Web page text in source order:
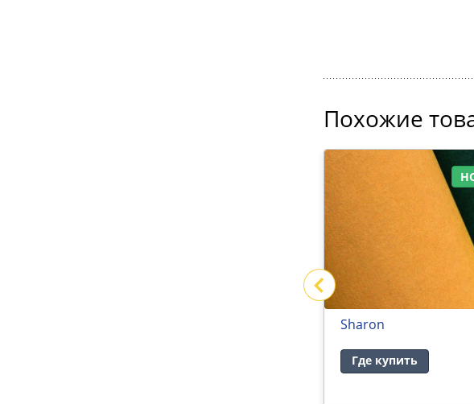
Похожие
Sharon
Где купить